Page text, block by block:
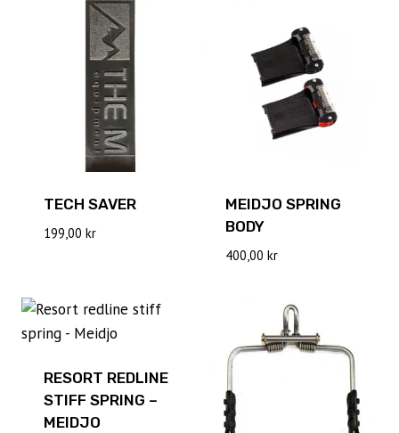
2199,00 kr.
TECH SAVER
199,00 kr
MEIDJO SPRING
BODY
400,00 kr
RESORT REDLINE
STIFF SPRING –
MEIDJO